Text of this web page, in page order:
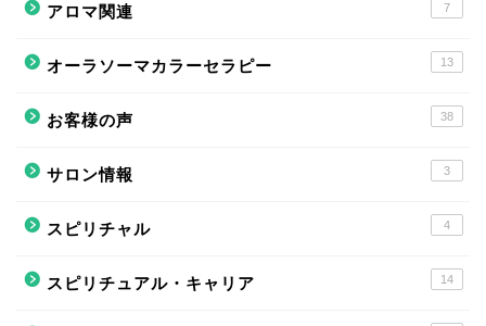
アロマ関連 7
オーラソーマカラーセラピー 13
お客様の声 38
サロン情報 3
スピリチャル 4
スピリチュアル・キャリア 14